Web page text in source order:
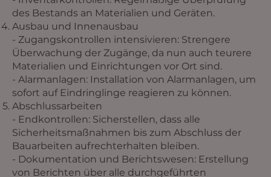
des Bestands an Materialien und Geräten.
Ausbau und Innenausbau
- Zugangskontrollen intensivieren: Strengere
Überwachung der Zugänge, da nun auch teurere
Materialien und Einrichtungen vor Ort sind.
- Alarmanlagen: Installation von Alarmanlagen, um
sofort auf Eindringlinge reagieren zu können.
Abschlussarbeiten
- Endkontrollen: Sicherstellen, dass alle
Sicherheitsmaßnahmen bis zum Abschluss der
Bauarbeiten aufrechterhalten bleiben.
- Dokumentation und Berichtswesen: Erstellung
von Berichten über alle durchgeführten